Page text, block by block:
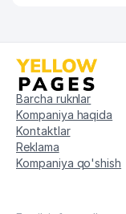
Barcha ruknlar
Kompaniya haqida
Kontaktlar
Reklama
Kompaniya qo'shish